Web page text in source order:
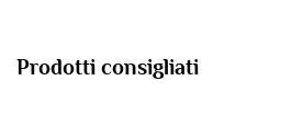
Prodotti consigliati